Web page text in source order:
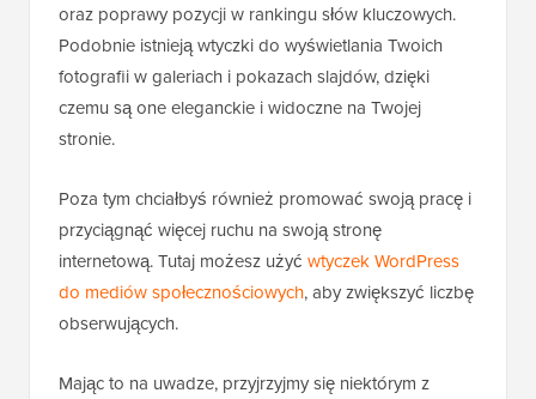
oraz poprawy pozycji w rankingu słów kluczowych.
Podobnie istnieją wtyczki do wyświetlania Twoich
fotografii w galeriach i pokazach slajdów, dzięki
czemu są one eleganckie i widoczne na Twojej
stronie.
Poza tym chciałbyś również promować swoją pracę i
przyciągnąć więcej ruchu na swoją stronę
internetową. Tutaj możesz użyć wtyczek WordPress
do mediów społecznościowych, aby zwiększyć liczbę
obserwujących.
Mając to na uwadze, przyjrzyjmy się niektórym z